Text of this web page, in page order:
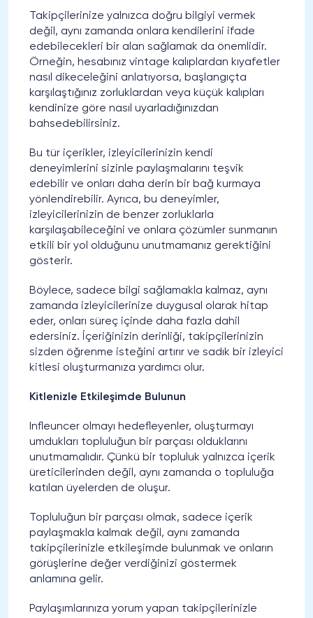
Takipçilerinize yalnızca doğru bilgiyi vermek
değil, aynı zamanda onlara kendilerini ifade
edebilecekleri bir alan sağlamak da önemlidir.
Örneğin, hesabınız vintage kalıplardan kıyafetler
nasıl dikeceleğini anlatıyorsa, başlangıçta
karşılaştığınız zorluklardan veya küçük kalıpları
kendinize göre nasıl uyarladığınızdan
bahsedebilirsiniz.
Bu tür içerikler, izleyicilerinizin kendi
deneyimlerini sizinle paylaşmalarını teşvik
edebilir ve onları daha derin bir bağ kurmaya
yönlendirebilir. Ayrıca, bu deneyimler,
izleyicilerinizin de benzer zorluklarla
karşılaşabileceğini ve onlara çözümler sunmanın
etkili bir yol olduğunu unutmamanız gerektiğini
gösterir.
Böylece, sadece bilgi sağlamakla kalmaz, aynı
zamanda izleyicilerinize duygusal olarak hitap
eder, onları süreç içinde daha fazla dahil
edersiniz. İçeriğinizin derinliği, takipçilerinizin
sizden öğrenme isteğini artırır ve sadık bir izleyici
kitlesi oluşturmanıza yardımcı olur.
Kitlenizle Etkileşimde Bulunun
Infleuncer olmayı hedefleyenler, oluşturmayı
umdukları topluluğun bir parçası olduklarını
unutmamalıdır. Çünkü bir topluluk yalnızca içerik
üreticilerinden değil, aynı zamanda o topluluğa
katılan üyelerden de oluşur.
Topluluğun bir parçası olmak, sadece içerik
paylaşmakla kalmak değil, aynı zamanda
takipçilerinizle etkileşimde bulunmak ve onların
görüşlerine değer verdiğinizi göstermek
anlamına gelir.
Paylaşımlarınıza yorum yapan takipçilerinizle